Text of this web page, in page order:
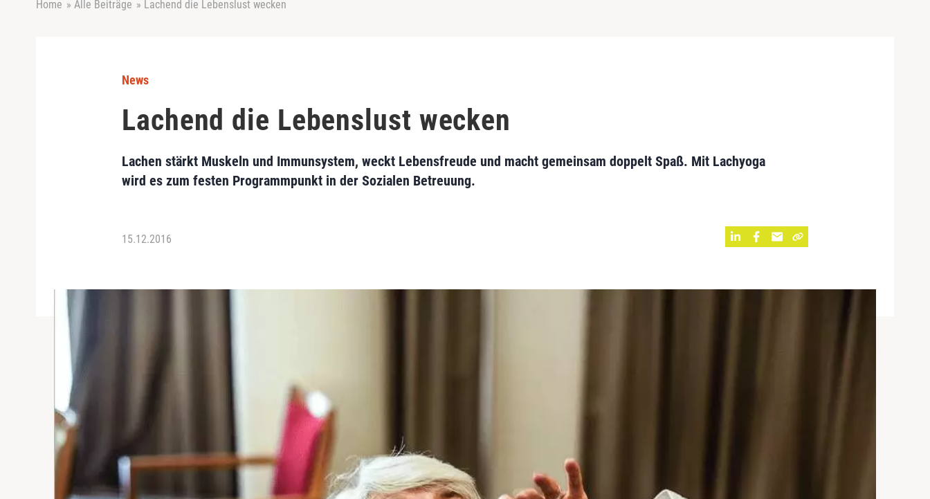
Home » Alle Beiträge » Lachend die Lebenslust wecken
News
Lachend die Lebenslust wecken
Lachen stärkt Muskeln und Immunsystem, weckt Lebensfreude und macht gemeinsam doppelt Spaß. Mit Lachyoga
wird es zum festen Programmpunkt in der Sozialen Betreuung.
15.12.2016